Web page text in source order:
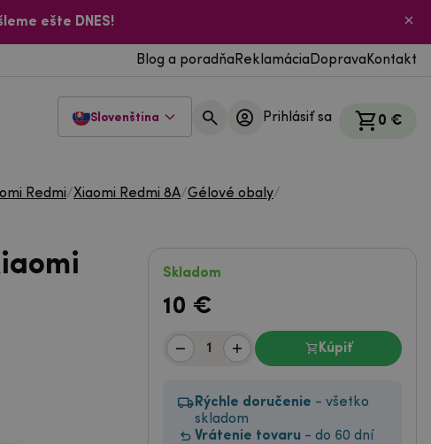
ešte DNES!
Blog a poradňa Reklamácia Doprava Kontakt
Slovenština Prihlásiť sa 0 €
Redmi/Xiaomi Redmi 8A/Gélové obaly/
Skladom
10 €
Kúpiť
Rýchle doručenie - všetko
skladom
Vrátenie tovaru - do 60 dní